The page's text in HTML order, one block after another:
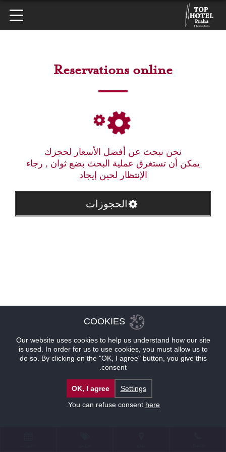
Reservations online
نحن نبحث عن أفضل الأسعار لحجزك
يمكن أن تستغرق عملية البحث بضع ثوان , رجاء
الإنتظار لحين إيجاد
الحجوزات
COOKIES
Our website uses cookies to help us understand how our site
is used. In order for us to use cookies, you must allow us to
do so. By clicking on the "OK, I agree" button, you give this
consent.
Settings
OK, I agree
You can refuse consent here
.